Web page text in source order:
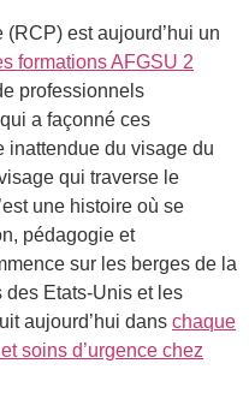
est aujourd’hui un
formations AFGSU 2
professionnels
a façonné ces
inattendue du visage du
qui traverse le
une histoire où se
pédagogie et
sur les berges de la
des Etats-Unis et les
aujourd’hui dans chaque
soins d’urgence chez